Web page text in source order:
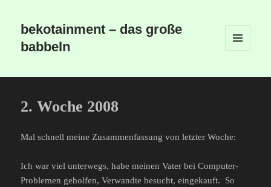
bekotainment – das große
babbeln
2. Woche 2008
Mal schnell meine Zusammenfassung von letzter Woche:
Ich war viel unterwegs, habe meinen Vater bei Computer-
Problemen geholfen, Verwandte besucht, eingekauft. So